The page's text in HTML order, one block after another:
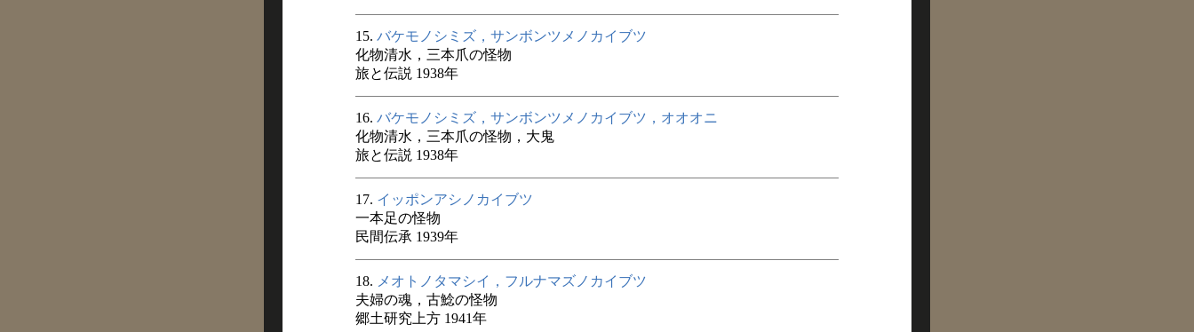
15. バケモノシミズ，サンボンツメノカイブツ
化物清水，三本爪の怪物
旅と伝説 1938年
16. バケモノシミズ，サンボンツメノカイブツ，オオオニ
化物清水，三本爪の怪物，大鬼
旅と伝説 1938年
17. イッポンアシノカイブツ
一本足の怪物
民間伝承 1939年
18. メオトノタマシイ，フルナマズノカイブツ
夫婦の魂，古鯰の怪物
郷土研究上方 1941年